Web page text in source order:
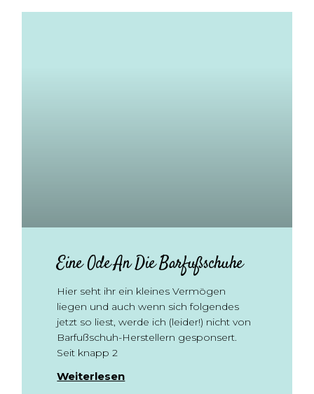
Eine Ode An Die Barfußschuhe
Hier seht ihr ein kleines Vermögen
liegen und auch wenn sich folgendes
jetzt so liest, werde ich (leider!) nicht von
Barfußschuh-Herstellern gesponsert.
Seit knapp 2
Weiterlesen